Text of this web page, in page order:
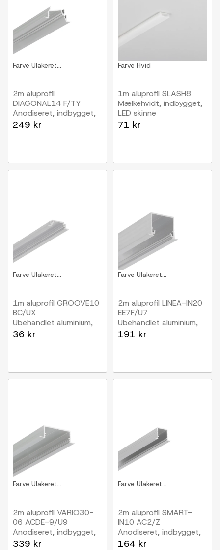
Farve Ulakeret...
2m aluprofil
DIAGONAL14 F/TY
Anodiseret, indbygget,
LED skinne
249 kr
Farve Hvid
1m aluprofil SLASH8
Mælkehvidt, indbygget,
LED skinne
71 kr
Farve Ulakeret...
1m aluprofil GROOVE10
BC/UX
Ubehandlet aluminium,
indbygget, LED skinne
36 kr
Farve Ulakeret...
2m aluprofil LINEA-IN20
EE7F/U7
Ubehandlet aluminium,
indbygget, LED skinne
191 kr
Farve Ulakeret...
2m aluprofil VARIO30-
06 ACDE-9/U9
Anodiseret, indbygget,
LED skinne
339 kr
Farve Ulakeret...
2m aluprofil SMART-
IN10 AC2/Z
Anodiseret, indbygget,
LED skinne
164 kr